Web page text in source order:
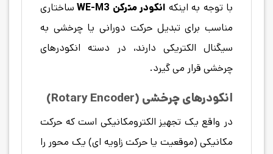
با توجه به اینکه انکودر مترکن WE-M3
ساختاری
مناسب برای تبدیل حرکت دورانی یا چرخشی به
سیگنال الکتریکی دارند، در دسته انکودرهای
چرخشی قرار می گیرد.
انکودرهای چرخشی (Rotary Encoder)
در واقع یک تجهیز الکترومکانیکی است که حرکت
مکانیکی (موقعیت یا حرکت زاویه ای) یک محور را